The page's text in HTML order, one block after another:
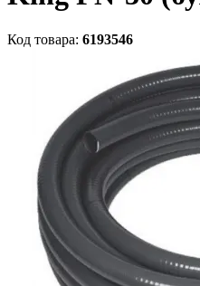
Код товара: 6193546